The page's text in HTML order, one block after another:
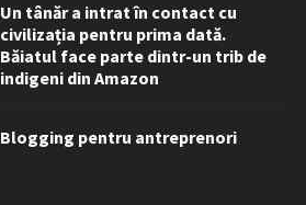
Un tânăr a intrat în contact cu
civilizația pentru prima dată.
Băiatul face parte dintr-un trib de
indigeni din Amazon
Blogging pentru antreprenori